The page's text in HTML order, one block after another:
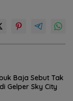
Baja Sebut Tak
Gelper Sky City